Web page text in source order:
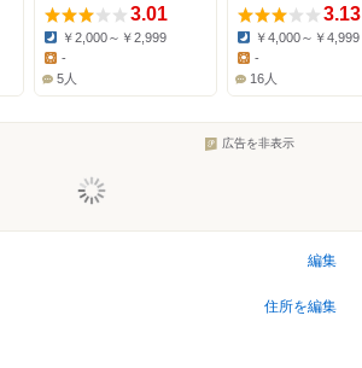
3.01
Dinner:
￥2,000～￥2,999
Lunch:
-
5人
3.13
Dinner:
￥4,000～￥4,999
Lunch:
-
16人
広告を非表示
編集
住所を編集